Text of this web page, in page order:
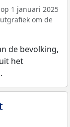
1 januari 2025
om de
de bevolking,
het